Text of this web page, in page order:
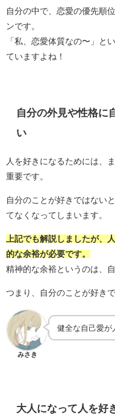
自分の中で、恋愛の優先順
ンです。
「私、恋愛体質なの〜」と
ていますよね！
自分の外見や性格に
い
人を好きになるためには、
重要です。
自分のことが好きではない
てなくなってしまいます。
上記でも解説しましたが、
的な余裕が必要です。
精神的な余裕というのは、
つまり、自分のことが好き
みさき
健全な自己愛が
大人になって人を好